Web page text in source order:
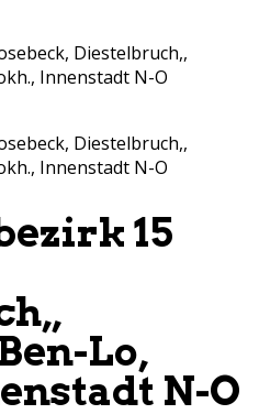
Diestelbruch,,
Innenstadt N-O
Diestelbruch,,
Innenstadt N-O
15
Lo,
N-O